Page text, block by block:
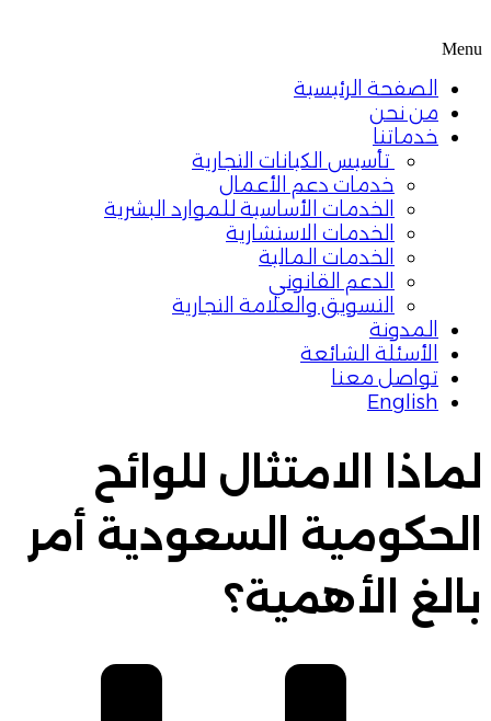
Menu
الصفحة الرئيسية
من نحن
خدماتنا
تأسيس الكيانات التجارية
خدمات دعم الأعمال
الخدمات الأساسية للموارد البشرية
الخدمات الاستشارية
الخدمات المالية
الدعم القانوني
التسويق والعلامة التجارية
المدونة
الأسئلة الشائعة
تواصل معنا
English
لماذا الامتثال للوائح
الحكومية السعودية أمر
بالغ الأهمية؟